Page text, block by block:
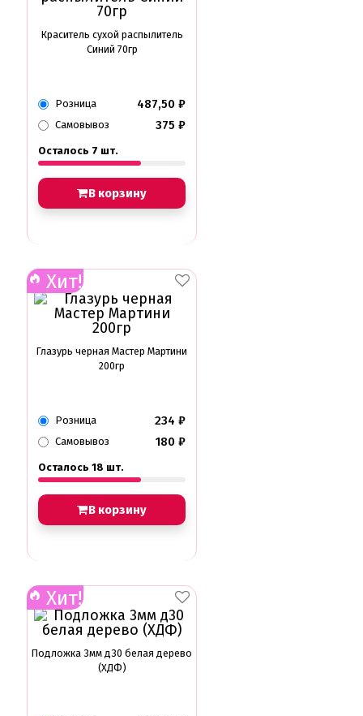
Краситель сухой распылитель
Синий 70гр
Розница 487,50 ₽
Самовывоз 375 ₽
Осталось 7 шт.
В корзину
Хит!
Глазурь черная Мастер Мартини
200гр
Розница 234 ₽
Самовывоз 180 ₽
Осталось 18 шт.
В корзину
Хит!
Подложка 3мм д30 белая дерево
(ХДФ)